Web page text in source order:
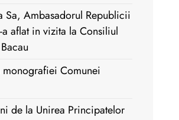
Sa, Ambasadorul Republicii
a aflat in vizita la Consiliul
monografiei Comunei
de la Unirea Principatelor